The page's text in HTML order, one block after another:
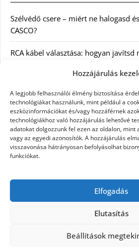
Hozzájárulás
A legjobb felhasználói élmény biztosítása
technológiákat használunk, mint például a
eszközinformációkat és/vagy hozzáférnek
technológiákhoz való hozzájárulás lehetővé
adatokat dolgozzunk fel ezen az oldalon, mint
vagy az egyedi azonosítók. A hozzájárulás
visszavonása hátrányosan befolyásolhat
funkciókat.
Elfogadás
Elutasítás
Beállítások
Szélvédő csere – miért ne halogasd
CASCO?
RCA kábel választása: hogyan javítsd
Magyarországon: milyen jogi
Akciós külföldi nyaralás 2026-ban
ellenőrizz az ár mellett?
A Kassai Irodaház modern